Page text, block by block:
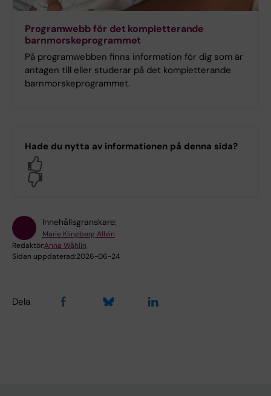
Programwebb för det kompletterande
barnmorskeprogrammet
På programwebben finns information för dig som är
antagen till eller studerar på det kompletterande
barnmorskeprogrammet.
Hade du nytta av informationen på denna sida?
Innehållsgranskare:
Marie Klingberg Allvin
Redaktör:Anna Wåhlin
Sidan uppdaterad:2026-06-24
Dela